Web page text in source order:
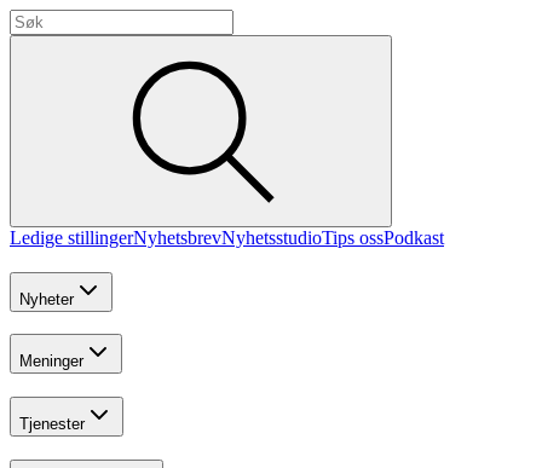
Ledige stillingerNyhetsbrevNyhetsstudioTips ossPodkast
Nyheter
Meninger
Tjenester